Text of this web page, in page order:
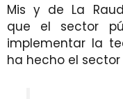
Mis y de La
que el sector
implementar la
ha hecho el